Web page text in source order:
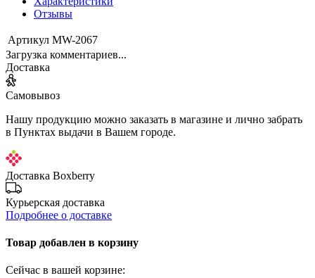
Отзывы
Артикул MW-2067
Загрузка комментариев...
Доставка
Самовывоз
Нашу продукцию можно заказать в магазине и лично забрать
в Пунктах выдачи в Вашем городе.
Доставка Boxberry
Курьерская доставка
Подробнее о доставке
Товар добавлен в корзину
Сейчас в вашей корзине: